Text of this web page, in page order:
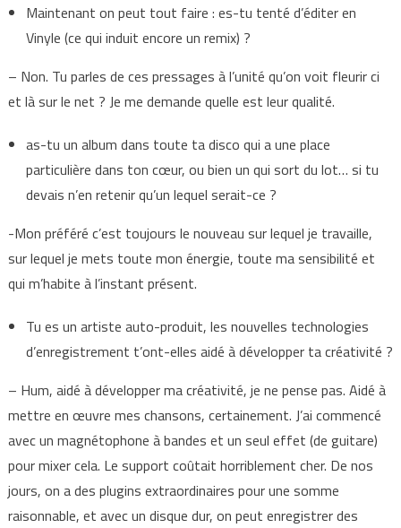
Maintenant on peut tout faire : es-tu tenté d’éditer en
Vinyle (ce qui induit encore un remix) ?
– Non. Tu parles de ces pressages à l’unité qu’on voit fleurir ci
et là sur le net ? Je me demande quelle est leur qualité.
as-tu un album dans toute ta disco qui a une place
particulière dans ton cœur, ou bien un qui sort du lot… si tu
devais n’en retenir qu’un lequel serait-ce ?
-Mon préféré c’est toujours le nouveau sur lequel je travaille,
sur lequel je mets toute mon énergie, toute ma sensibilité et
qui m’habite à l’instant présent.
Tu es un artiste auto-produit, les nouvelles technologies
d’enregistrement t’ont-elles aidé à développer ta créativité ?
– Hum, aidé à développer ma créativité, je ne pense pas. Aidé à
mettre en œuvre mes chansons, certainement. J’ai commencé
avec un magnétophone à bandes et un seul effet (de guitare)
pour mixer cela. Le support coûtait horriblement cher. De nos
jours, on a des plugins extraordinaires pour une somme
raisonnable, et avec un disque dur, on peut enregistrer des